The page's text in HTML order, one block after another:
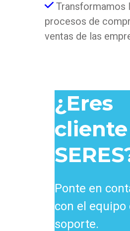
Transformamos
procesos de
ventas de las
¿Eres
Ponte en
con el equipo
soporte.